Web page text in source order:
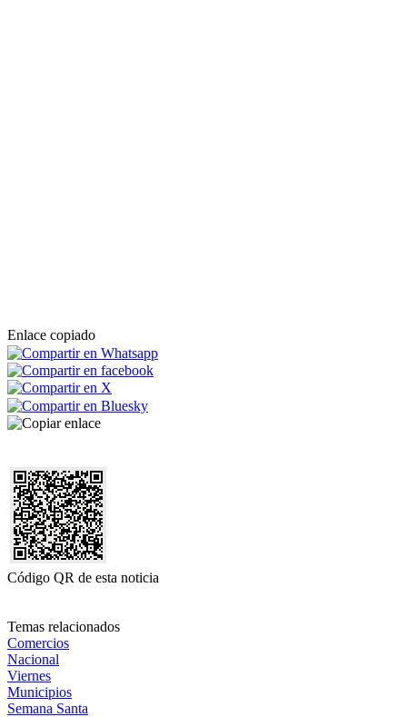
Enlace copiado
Código QR de esta noticia
Temas relacionados
Comercios
Nacional
Viernes
Municipios
Semana Santa